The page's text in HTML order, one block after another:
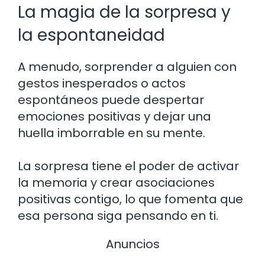
La magia de la sorpresa y
la espontaneidad
A menudo, sorprender a alguien con
gestos inesperados o actos
espontáneos puede despertar
emociones positivas y dejar una
huella imborrable en su mente.
La sorpresa tiene el poder de activar
la memoria y crear asociaciones
positivas contigo, lo que fomenta que
esa persona siga pensando en ti.
Anuncios